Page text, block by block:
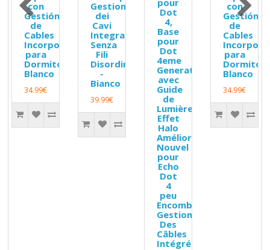
con
Gestión
de
Cables
Incorporada
para
Dormitorio,
Blanco
34.99€
Gestione
dei
Cavi
Integrata
Senza
Fili
Disordinati
-
Bianco
39.99€
pour
Dot
4,
Base
pour
Dot
4eme
Generation
avec
Guide
de
Lumière
Effet
Halo
Amélioré,
Nouvel
pour
Echo
Dot
4
peu
Encombrant
Gestion
Des
Câbles
Intégrée
con
Gestión
de
Cables
para
Blanco
34.99€